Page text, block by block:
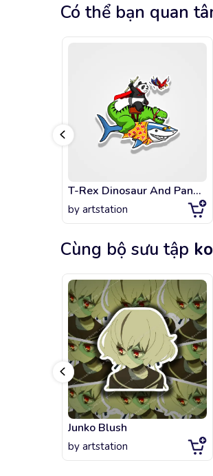
Có thể bạn quan
T-Rex Dinosaur And Panda Riding Shark
by artstation
Cùng bộ sưu tập
Junko Blush
by artstation